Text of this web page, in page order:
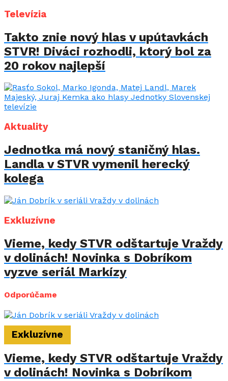
Televízia
Takto znie nový hlas v upútavkách
STVR! Diváci rozhodli, ktorý bol za
20 rokov najlepší
Aktuality
Jednotka má nový staničný hlas.
Landla v STVR vymenil herecký
kolega
Exkluzívne
Vieme, kedy STVR odštartuje Vraždy
v dolinách! Novinka s Dobríkom
vyzve seriál Markízy
Odporúčame
Exkluzívne
Vieme, kedy STVR odštartuje Vraždy
v dolinách! Novinka s Dobríkom